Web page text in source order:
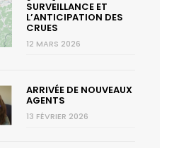
SURVEILLANCE ET
L’ANTICIPATION DES
CRUES
12 MARS 2026
ARRIVÉE DE NOUVEAUX
AGENTS
13 FÉVRIER 2026